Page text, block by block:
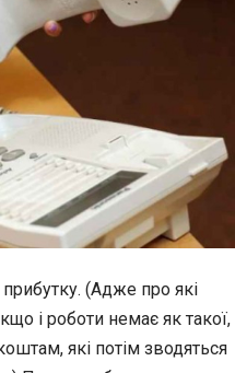
(Адже про які
і роботи немає як такої,
які потім зводяться